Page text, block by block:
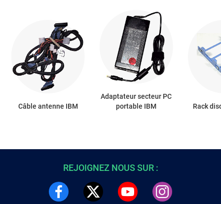
Câble antenne IBM
Adaptateur secteur PC
portable IBM
Rack
REJOIGNEZ NOUS SUR :